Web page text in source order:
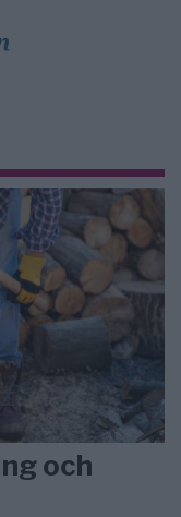
och